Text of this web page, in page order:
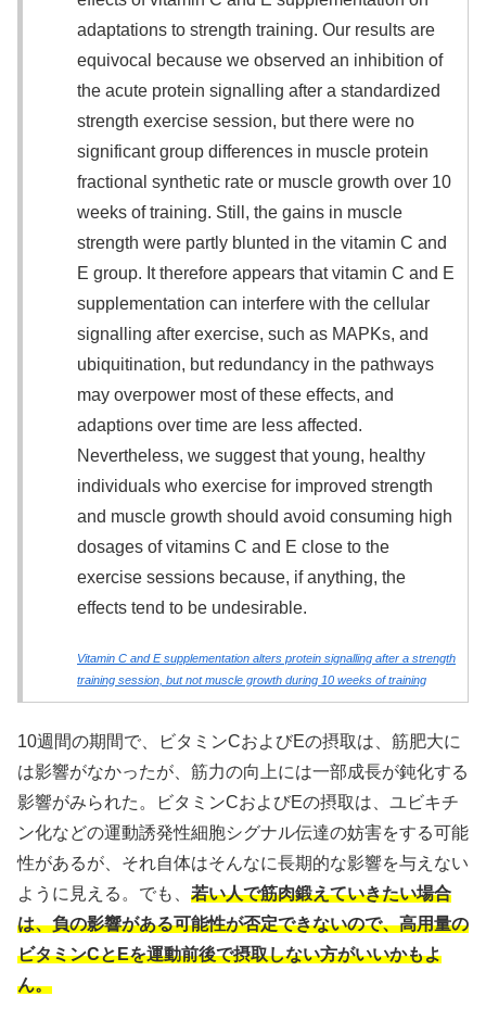
adaptations to strength training. Our results are
equivocal because we observed an inhibition of
the acute protein signalling after a standardized
strength exercise session, but there were no
significant group differences in muscle protein
fractional synthetic rate or muscle growth over 10
weeks of training. Still, the gains in muscle
strength were partly blunted in the vitamin C and
E group. It therefore appears that vitamin C and E
supplementation can interfere with the cellular
signalling after exercise, such as MAPKs, and
ubiquitination, but redundancy in the pathways
may overpower most of these effects, and
adaptions over time are less affected.
Nevertheless, we suggest that young, healthy
individuals who exercise for improved strength
and muscle growth should avoid consuming high
dosages of vitamins C and E close to the
exercise sessions because, if anything, the
effects tend to be undesirable.
Vitamin C and E supplementation alters protein signalling after a strength
training session, but not muscle growth during 10 weeks of training
10週間の期間で、ビタミンCおよびEの摂取は、筋肥大に
は影響がなかったが、筋力の向上には一部成長が鈍化する
影響がみられた。ビタミンCおよびEの摂取は、ユビキチ
ン化などの運動誘発性細胞シグナル伝達の妨害をする可能
性があるが、それ自体はそんなに長期的な影響を与えない
ように見える。でも、 若い人で筋肉鍛えていきたい場合
は、負の影響がある可能性が否定できないので、高用量の
ビタミンCとEを運動前後で摂取しない方がいいかもよ
ん。